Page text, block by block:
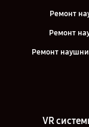
Ремонт
Ремонт
Ремонт
VR